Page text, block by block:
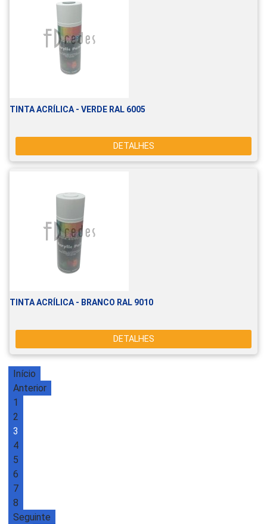
TINTA ACRÍLICA - VERDE RAL 6005
DETALHES
TINTA ACRÍLICA - BRANCO RAL 9010
DETALHES
Início
Anterior
1
2
3
4
5
6
7
8
Seguinte